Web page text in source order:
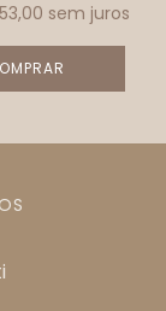
sem juros